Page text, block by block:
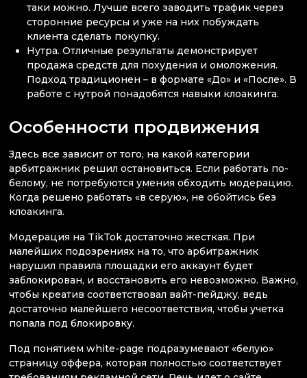
таки можно. Лучше всего заводить трафик через
сторонние ресурсы и уже на них побуждать
клиента сделать покупку.
Нутра. Отличные результаты демонстрирует
продажа средств для похудения и омоложения.
Подход традиционен – в формате «До» и «После». В
работе с нутрой понадобятся навыки клоакинга.
Особенности продвижения
Здесь все зависит от того, на какой категории
арбитражник решил остановиться. Если работать по-
белому, не потребуются умения обходить модерацию.
Когда решено работать «в серую», не обойтись без
клоакинга.
Модерация на TikTok достаточно жесткая. При
малейших подозрениях на то, что арбитражник
нарушил правила площадки его аккаунт будет
заблокирован, и восстановить его невозможно. Важно,
чтобы креатив соответствовал вайт-пейджу, ведь
достаточно малейшего несоответствия, чтобы учетка
попала под блокировку.
Под понятием white-page подразумевают «белую»
страницу оффера, которая полностью соответствует